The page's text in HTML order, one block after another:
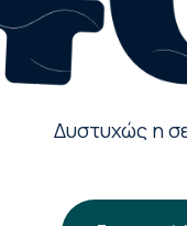
Δυστυχώς η